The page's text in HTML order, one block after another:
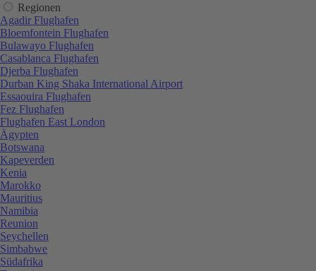
Regionen
Agadir Flughafen
Bloemfontein Flughafen
Bulawayo Flughafen
Casablanca Flughafen
Djerba Flughafen
Durban King Shaka International Airport
Essaouira Flughafen
Fez Flughafen
Flughafen East London
Ägypten
Botswana
Kapeverden
Kenia
Marokko
Mauritius
Namibia
Reunion
Seychellen
Simbabwe
Südafrika